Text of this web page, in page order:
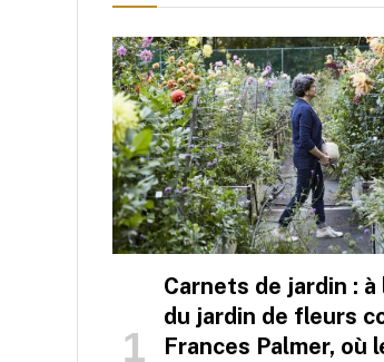
Carnets de jardin : à
du jardin de fleurs
Frances Palmer, où